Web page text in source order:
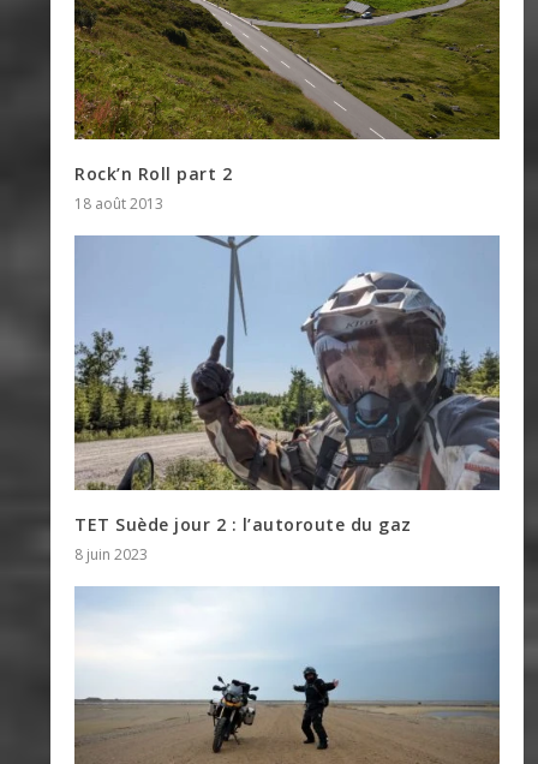
Rock’n Roll part 2
18 août 2013
TET Suède jour 2 : l’autoroute du gaz
8 juin 2023